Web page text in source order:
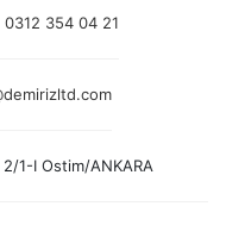
0312 354 04 21
1-I Ostim/ANKARA